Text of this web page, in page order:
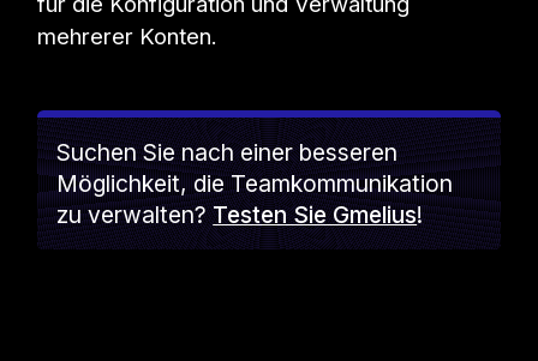
mehrerer Konten.
Suchen Sie nach einer besseren
Möglichkeit, die Teamkommunikation
zu verwalten?Testen Sie Gmelius!